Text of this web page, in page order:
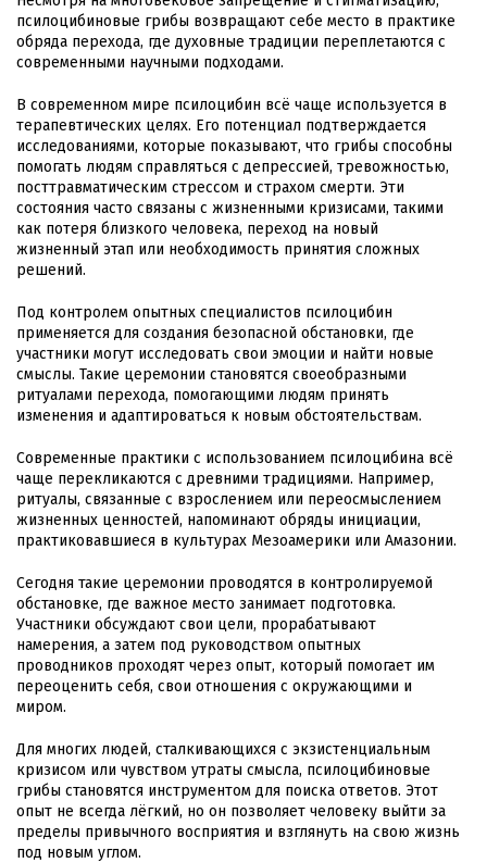
псилоцибиновые грибы возвращают себе место в практике
обряда перехода, где духовные традиции переплетаются с
современными научными подходами.
В современном мире псилоцибин всё чаще используется в
терапевтических целях. Его потенциал подтверждается
исследованиями, которые показывают, что грибы способны
помогать людям справляться с депрессией, тревожностью,
посттравматическим стрессом и страхом смерти. Эти
состояния часто связаны с жизненными кризисами, такими
как потеря близкого человека, переход на новый
жизненный этап или необходимость принятия сложных
решений.
Под контролем опытных специалистов псилоцибин
применяется для создания безопасной обстановки, где
участники могут исследовать свои эмоции и найти новые
смыслы. Такие церемонии становятся своеобразными
ритуалами перехода, помогающими людям принять
изменения и адаптироваться к новым обстоятельствам.
Современные практики с использованием псилоцибина всё
чаще перекликаются с древними традициями. Например,
ритуалы, связанные с взрослением или переосмыслением
жизненных ценностей, напоминают обряды инициации,
практиковавшиеся в культурах Мезоамерики или Амазонии.
Сегодня такие церемонии проводятся в контролируемой
обстановке, где важное место занимает подготовка.
Участники обсуждают свои цели, прорабатывают
намерения, а затем под руководством опытных
проводников проходят через опыт, который помогает им
переоценить себя, свои отношения с окружающими и
миром.
Для многих людей, сталкивающихся с экзистенциальным
кризисом или чувством утраты смысла, псилоцибиновые
грибы становятся инструментом для поиска ответов. Этот
опыт не всегда лёгкий, но он позволяет человеку выйти за
пределы привычного восприятия и взглянуть на свою жизнь
под новым углом.